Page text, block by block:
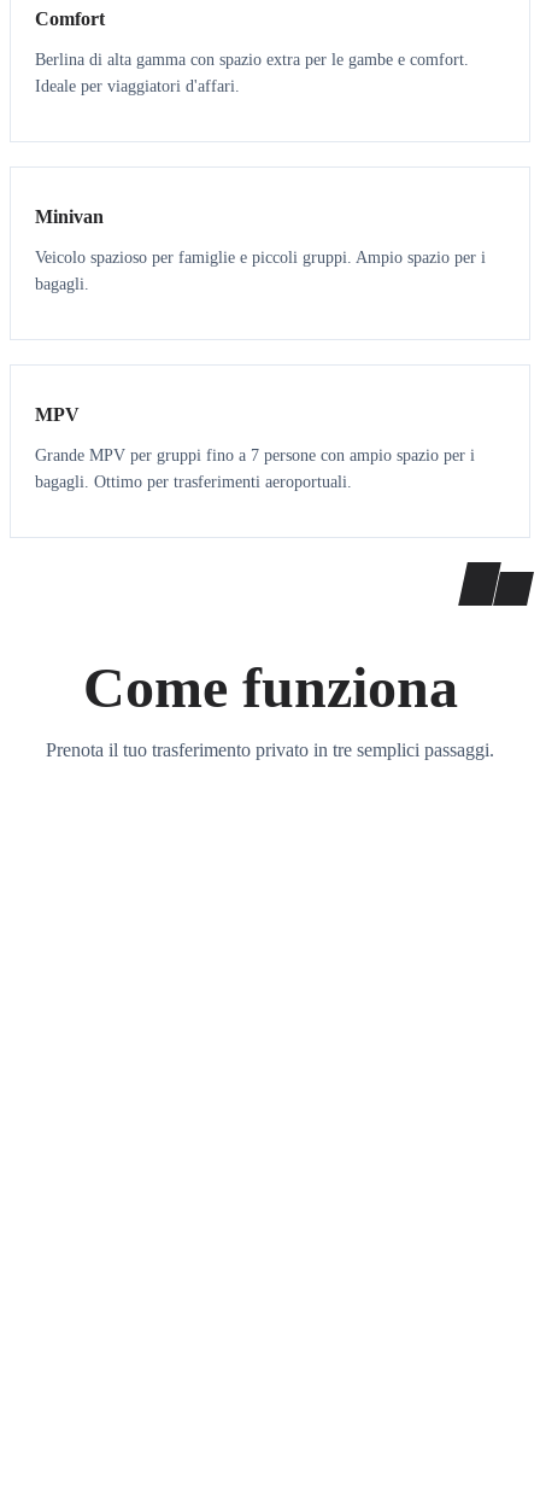
Comfort
Berlina di alta gamma con spazio extra per le gambe e comfort.
Ideale per viaggiatori d'affari.
6 5
Minivan
Veicolo spazioso per famiglie e piccoli gruppi. Ampio spazio per i
bagagli.
7 7
MPV
Grande MPV per gruppi fino a 7 persone con ampio spazio per i
bagagli. Ottimo per trasferimenti aeroportuali.
Come funziona
Prenota il tuo trasferimento privato in tre semplici passaggi.